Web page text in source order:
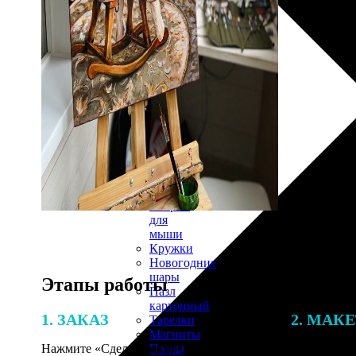
30х40
20х45
30х60
30х90
40х40
40х60
Пенокартон
Модульные
картины
ФотоПостеры
ФотоПодушки
Фотоcувениры
Значки
Коврик
для
мыши
Кружки
Новогодние
шары
Пазл
картонный
Тарелки
Магниты
Пазлы
Этапы работы
1. ЗАКАЗ
Нажмите «Сделать заказ», выберите
2.
В